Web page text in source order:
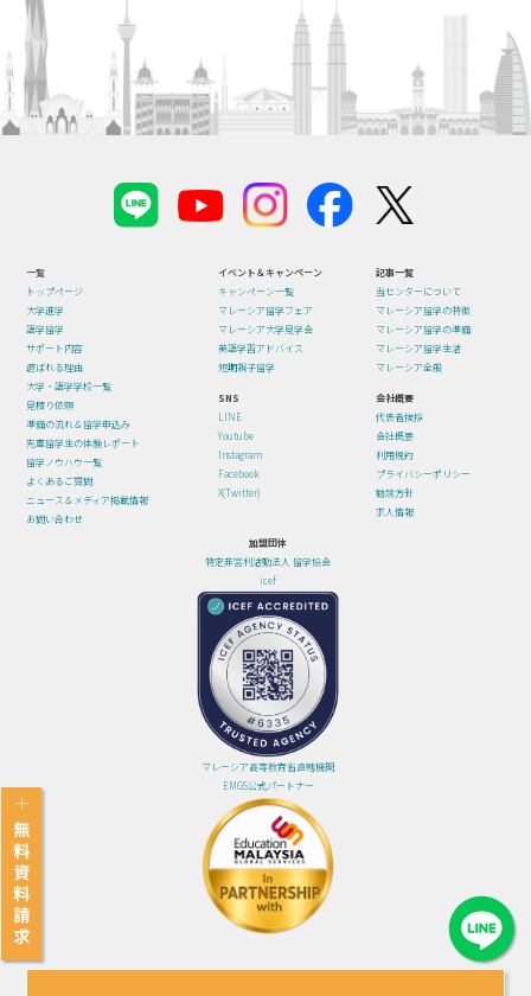
一覧
トップページ
大学進学
語学留学
サポート内容
選ばれる理由
大学・語学学校一覧
見積り依頼
準備の流れ＆留学申込み
先輩留学生の体験レポート
留学ノウハウ一覧
よくあるご質問
ニュース＆メディア掲載情報
お問い合わせ
イベント＆キャンペーン
キャンペーン一覧
マレーシア留学フェア
マレーシア大学見学会
英語学習アドバイス
短期親子留学
記事一覧
当センターについて
マレーシア留学の特徴
マレーシア留学の準備
マレーシア留学生活
マレーシア全般
SNS
LINE
Youtube
Instagram
Facebook
X(Twitter)
会社概要
代表者挨拶
会社概要
利用規約
プライバシーポリシー
勧誘方針
求人情報
加盟団体
特定非営利活動法人 留学協会
icef
マレーシア高等教育省直轄機関
EMGS公式パートナー